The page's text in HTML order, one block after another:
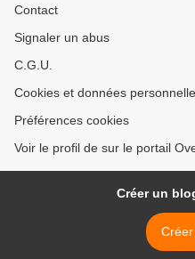
Contact
Signaler un abus
C.G.U.
Cookies et données
Préférences cookies
Voir le profil de sur le portail
Créer un